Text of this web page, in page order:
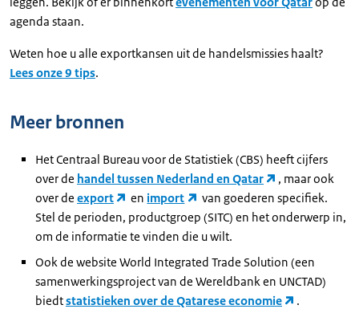
agenda staan.
Weten hoe u alle exportkansen uit de handelsmissies haalt?
Lees onze 9 tips.
Meer bronnen
Het Centraal Bureau voor de Statistiek (CBS) heeft cijfers
over de handel tussen Nederland en Qatar
, maar ook
over de export en import
van goederen specifiek.
Stel de perioden, productgroep (SITC) en het onderwerp in,
om de informatie te vinden die u wilt.
Ook de website World Integrated Trade Solution (een
samenwerkingsproject van de Wereldbank en UNCTAD)
biedtstatistieken over de Qatarese economie
.